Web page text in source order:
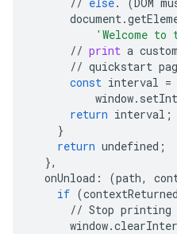
document.
'Welcome
// print a custom
// quickstart
const interval =
window.
return interval ;
}
return undefined ;
},
onUnload : (path,
if (
// Stop printing
window.